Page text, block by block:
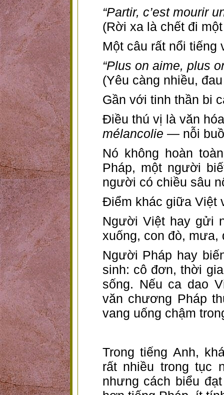
“Partir, c’est mourir
(Rời xa là chết đi
Một câu rất nổi tiếng
“Plus on aime, plus
(Yêu càng nhiều,
Gần với tinh thần bi
Điều thú vị là văn
mélancolie — nỗi
Nó không hoàn
Pháp, một người
người có chiều sâu
Điểm khác giữa Việt
Người Việt hay gửi
xuống, con đò,
Người Pháp hay
sinh: cô đơn, thời
sống. Nếu ca dao
văn chương Pháp
vang uống chậm
Trong tiếng Anh,
rất nhiều trong tục
nhưng cách biểu